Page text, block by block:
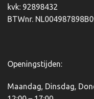
kvk: 92898432
BTWnr.
Openingstijden:
Maandag, Dinsdag,